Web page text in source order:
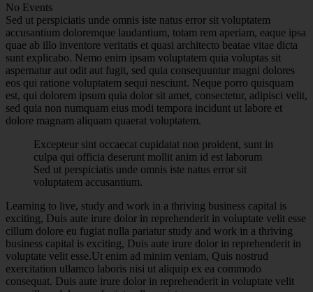
No Events
Sed ut perspiciatis unde omnis iste natus error sit voluptatem
accusantium doloremque laudantium, totam rem aperiam, eaque ipsa
quae ab illo inventore veritatis et quasi architecto beatae vitae dicta
sunt explicabo. Nemo enim ipsam voluptatem quia voluptas sit
aspernatur aut odit aut fugit, sed quia consequuntur magni dolores
eos qui ratione voluptatem sequi nesciunt. Neque porro quisquam
est, qui dolorem ipsum quia dolor sit amet, consectetur, adipisci velit,
sed quia non numquam eius modi tempora incidunt ut labore et
dolore magnam aliquam quaerat voluptatem.
Excepteur sint occaecat cupidatat non proident, sunt in
culpa qui officia deserunt mollit anim id est laborum
Sed ut perspiciatis unde omnis iste natus error sit
voluptatem accusantium.
Learning to live, study and work in a thriving business capital is
exciting, Duis aute irure dolor in reprehenderit in voluptate velit esse
cillum dolore eu fugiat nulla pariatur study and work in a thriving
business capital is exciting, Duis aute irure dolor in reprehenderit in
voluptate velit esse.Ut enim ad minim veniam, Quis nostrud
exercitation ullamco laboris nisi ut aliquip ex ea commodo
consequat. Duis aute irure dolor in reprehenderit in voluptate velit